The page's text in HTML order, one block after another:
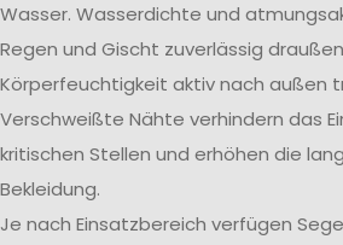
Wasser. Wasserdichte und
Regen und Gischt zuverlässig
Körperfeuchtigkeit aktiv nach außen
Verschweißte Nähte verhindern das
kritischen Stellen und erhöhen die
Bekleidung.
Je nach Einsatzbereich verfügen